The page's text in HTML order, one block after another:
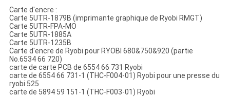
Carte d'encre :
Carte 5UTR-1879B (imprimante graphique de Ryobi RMGT)
Carte 5UTR-FPA-MO
Carte 5UTR-1885A
Carte 5UTR-1235B
Carte d'encre de Ryobi pour RYOBI 680&750&920 (partie
No.6534 66 720)
carte de carte PCB de 6554 66 731 Ryobi
carte de 6554 66 731-1 (THC-F004-01) Ryobi pour une presse du
ryobi 525
carte de 5894 59 151-1 (THC-F003-01) Ryobi